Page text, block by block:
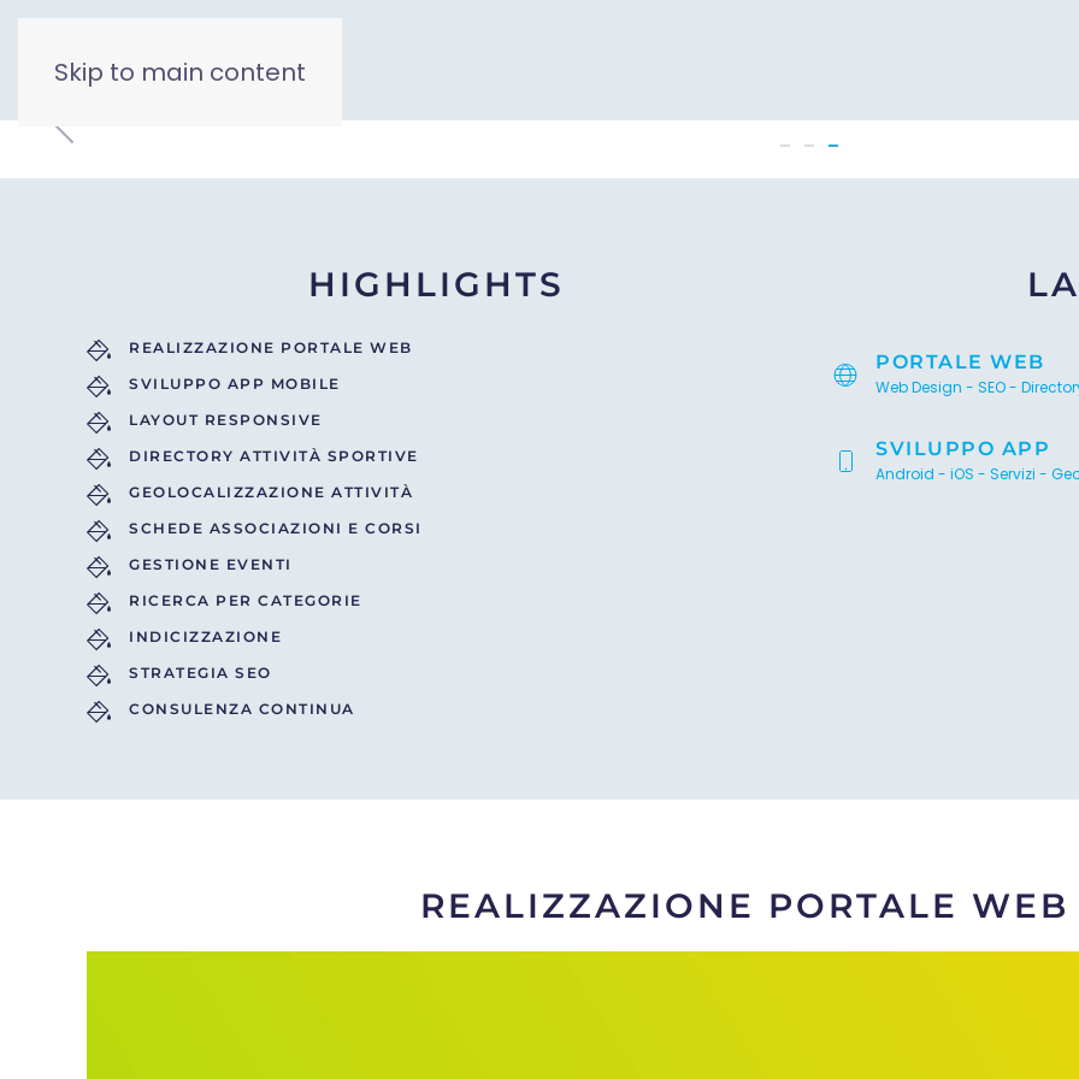
Skip to main content
HIGHLIGHTS
REALIZZAZIONE PORTALE WEB
SVILUPPO APP MOBILE
LAYOUT RESPONSIVE
DIRECTORY ATTIVITÀ SPORTIVE
GEOLOCALIZZAZIONE ATTIVITÀ
SCHEDE ASSOCIAZIONI E CORSI
GESTIONE EVENTI
RICERCA PER CATEGORIE
INDICIZZAZIONE
STRATEGIA SEO
CONSULENZA CONTINUA
PORTALE WEB
Web Design - SEO -
SVILUPPO APP
Android - iOS - Servizi -
REALIZZAZIONE PORTALE